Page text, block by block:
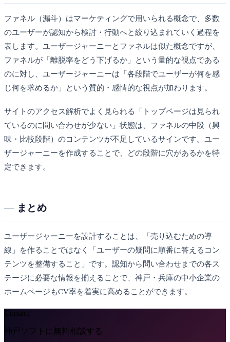
ファネル（漏斗）はマーケティングで用いられる概念で、多数
のユーザーが認知から検討・行動へと絞り込まれていく過程を
表します。ユーザージャーニーとファネルは似た概念ですが、
ファネルが「離脱率をどう下げるか」という量的な視点である
のに対し、ユーザージャーニーは「各段階でユーザーが何を感
じ何を求めるか」という質的・感情的な視点が加わります。
サイトのアクセス解析でよく見られる「トップページは見られ
ているのに問い合わせが少ない」状態は、ファネルの中段（興
味・比較段階）のコンテンツが不足しているサインです。ユー
ザージャーニーを作成することで、どの段階に穴があるかを特
定できます。
まとめ
ユーザージャーニーを設計することは、「売り込むための導
線」を作ることではなく「ユーザーの疑問に順番に答えるコン
テンツを整備すること」です。認知から問い合わせまでの各ス
テージに必要な情報を揃えることで、神戸・兵庫の中小企業の
ホームページもCV率を着実に高めることができます。
Contact
神戸ソフトに無料相談する